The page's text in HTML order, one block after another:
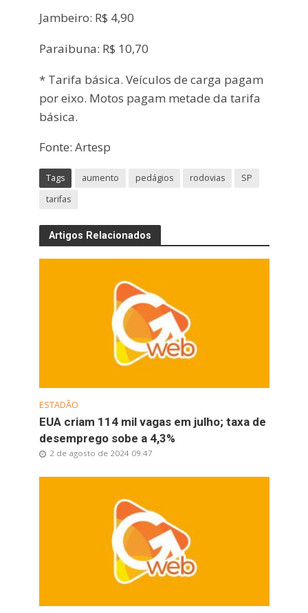
Jambeiro: R$ 4,90
Paraibuna: R$ 10,70
* Tarifa básica. Veículos de carga pagam
por eixo. Motos pagam metade da tarifa
básica.
Fonte: Artesp
Tags aumento pedágios rodovias
SP
tarifas
Artigos Relacionados
ESTADÃO
EUA criam 114 mil vagas em julho; taxa de
desemprego sobe a 4,3%
2 de agosto de 2024 09:47